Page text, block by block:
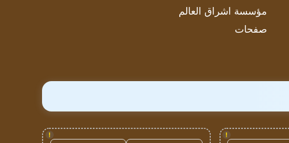
مؤسسة اشراق العالم
صفحات
!
!